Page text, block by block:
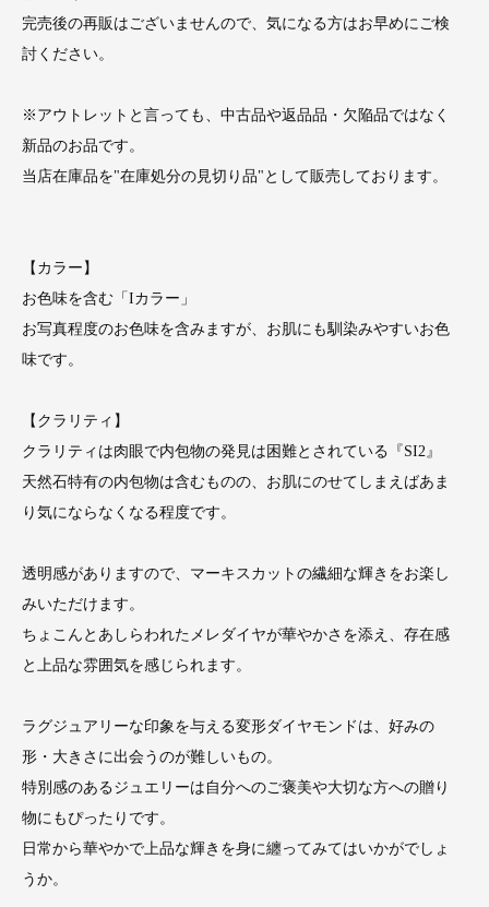
完売後の再販はございませんので、気になる方はお早めにご検
討ください。
※アウトレットと言っても、中古品や返品品・欠陥品ではなく
新品のお品です。
当店在庫品を"在庫処分の見切り品"として販売しております。
【カラー】
お色味を含む「Iカラー」
お写真程度のお色味を含みますが、お肌にも馴染みやすいお色
味です。
【クラリティ】
クラリティは肉眼で内包物の発見は困難とされている『SI2』
天然石特有の内包物は含むものの、お肌にのせてしまえばあま
り気にならなくなる程度です。
透明感がありますので、マーキスカットの繊細な輝きをお楽し
みいただけます。
ちょこんとあしらわれたメレダイヤが華やかさを添え、存在感
と上品な雰囲気を感じられます。
ラグジュアリーな印象を与える変形ダイヤモンドは、好みの
形・大きさに出会うのが難しいもの。
特別感のあるジュエリーは自分へのご褒美や大切な方への贈り
物にもぴったりです。
日常から華やかで上品な輝きを身に纏ってみてはいかがでしょ
うか。